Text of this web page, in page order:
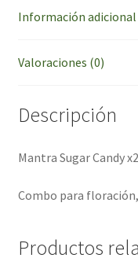
Información adicional
Valoraciones (0)
Descripción
Mantra Sugar Candy
Combo para
Productos